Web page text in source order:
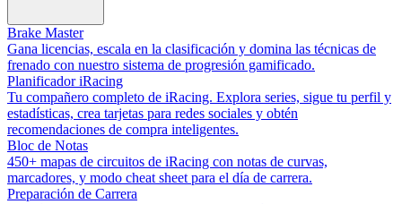
Brake Master
Gana licencias, escala en la clasificación y domina las técnicas de
frenado con nuestro sistema de progresión gamificado.
Planificador iRacing
Tu compañero completo de iRacing. Explora series, sigue tu perfil y
estadísticas, crea tarjetas para redes sociales y obtén
recomendaciones de compra inteligentes.
Bloc de Notas
450+ mapas de circuitos de iRacing con notas de curvas,
marcadores, y modo cheat sheet para el día de carrera.
Preparación de Carrera